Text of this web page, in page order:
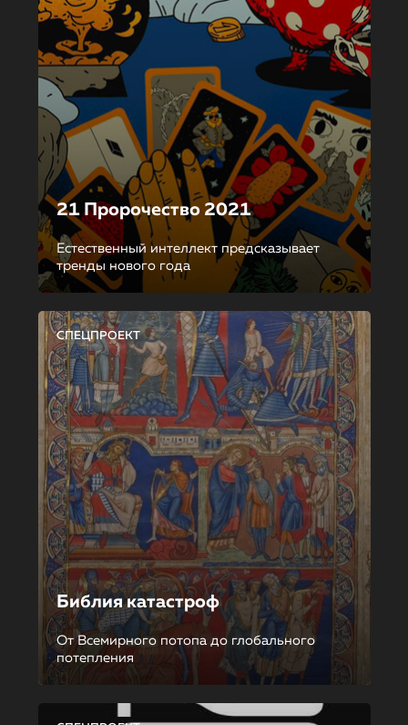
21 Пророчество 2021
Естественный интеллект предсказывает
тренды нового года
СПЕЦПРОЕКТ
Библия катастроф
От Всемирного потопа до глобального
потепления